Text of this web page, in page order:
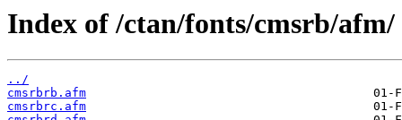
Index of /ctan/fonts/cmsrb/afm/
../
cmsrbrb.afm
cmsrbrc.afm